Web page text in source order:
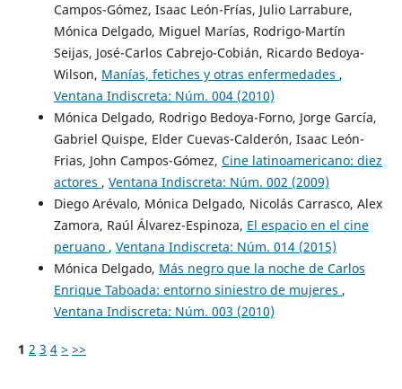
Campos-Gómez, Isaac León-Frías, Julio Larrabure,
Mónica Delgado, Miguel Marías, Rodrigo-Martín
Seijas, José-Carlos Cabrejo-Cobián, Ricardo Bedoya-
Wilson, Manías, fetiches y otras enfermedades ,
Ventana Indiscreta: Núm. 004 (2010)
Mónica Delgado, Rodrigo Bedoya-Forno, Jorge García,
Gabriel Quispe, Elder Cuevas-Calderón, Isaac León-
Frias, John Campos-Gómez, Cine latinoamericano: diez
actores , Ventana Indiscreta: Núm. 002 (2009)
Diego Arévalo, Mónica Delgado, Nicolás Carrasco, Alex
Zamora, Raúl Álvarez-Espinoza, El espacio en el cine
peruano , Ventana Indiscreta: Núm. 014 (2015)
Mónica Delgado, Más negro que la noche de Carlos
Enrique Taboada: entorno siniestro de mujeres ,
Ventana Indiscreta: Núm. 003 (2010)
1 2 3 4 > >>